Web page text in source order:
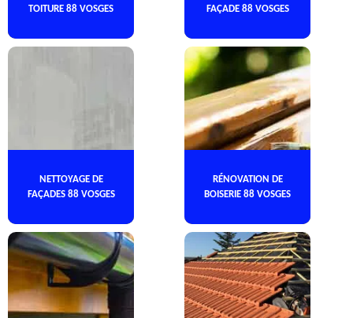
TOITURE 88 VOSGES
FAÇADE 88 VOSGES
NETTOYAGE DE
FAÇADES 88 VOSGES
RÉNOVATION DE
BOISERIE 88 VOSGES